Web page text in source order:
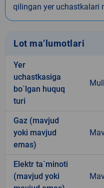
qilingan yer uchastkalari
Lot ma’lumotlari
Yer
uchastkasiga
bo`lgan huquq
turi
Gaz (mavjud
yoki mavjud
emas)
Elektr ta`minoti
(mavjud yoki